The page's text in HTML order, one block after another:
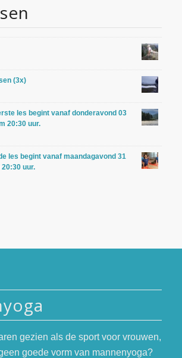
(3x)
les begint vanaf donderavond 03
20:30 uur.
les begint vanaf maandagavond 31
uur.
gezien als de sport voor vrouwen,
goede vorm van mannenyoga?